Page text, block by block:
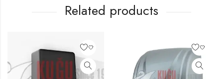
Related products